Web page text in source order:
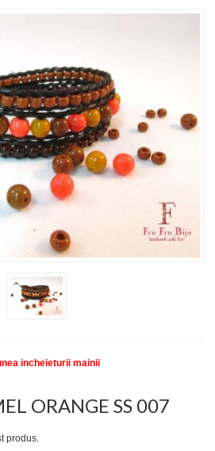
incheieturii mainii
ORANGE SS 007
produs.